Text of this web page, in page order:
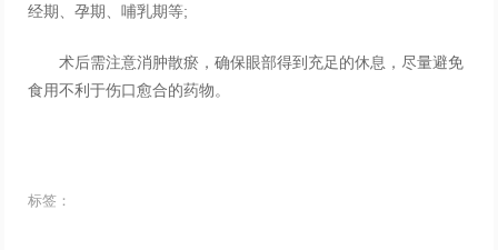
经期、孕期、哺乳期等;
术后需注意消肿散瘀，确保眼部得到充足的休息，尽量避免
食用不利于伤口愈合的药物。
标签：